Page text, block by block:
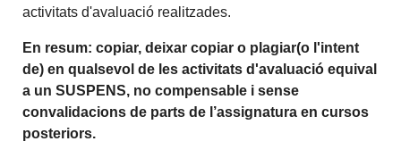
activitats d'avaluació realitzades.
En resum: copiar, deixar copiar o plagiar(o l'intent
de) en qualsevol de les activitats d'avaluació equival
a un SUSPENS, no compensable i sense
convalidacions de parts de l’assignatura en cursos
posteriors.